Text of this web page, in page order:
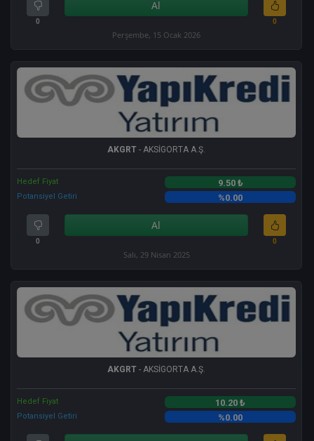
0
Al
0
Perşembe, 15 Ocak 2026
AKGRT - AKSİGORTA A.Ş.
Hedef Fiyat 9.50 ₺
Potansiyel Getiri %0.00
0
Al
0
Salı, 29 Nisan 2025
AKGRT - AKSİGORTA A.Ş.
Hedef Fiyat 10.20 ₺
Potansiyel Getiri %0.00